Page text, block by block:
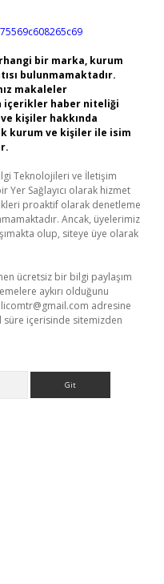
bir marka, kurum
bulunmamaktadır.
makaleler
içerikler haber niteliği
kişiler hakkında
kurum ve kişiler ile isim
Teknolojileri ve İletişim
Yer Sağlayıcı olarak hizmet
proaktif olarak denetleme
Ancak, üyelerimiz
olup, siteye üye olarak
ücretsiz bir bilgi paylaşım
aykırı olduğunu
adresine
içerisinde sitemizden